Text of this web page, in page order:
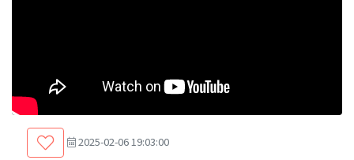
2025-02-06 19:03:00